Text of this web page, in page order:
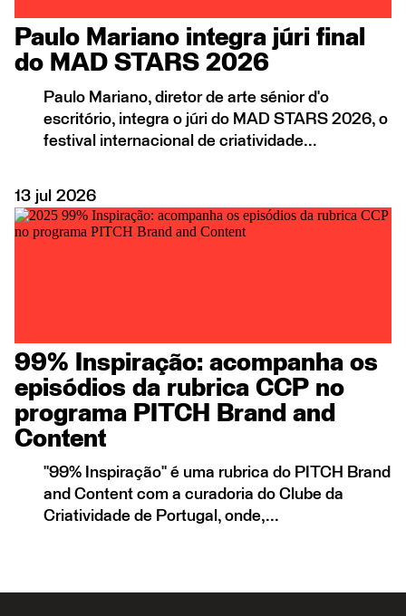
Paulo Mariano integra júri final
do MAD STARS 2026
Paulo Mariano, diretor de arte sénior d'o
escritório, integra o júri do MAD STARS 2026, o
festival internacional de criatividade...
13 jul 2026
99% Inspiração: acompanha os
episódios da rubrica CCP no
programa PITCH Brand and
Content
"99% Inspiração" é uma rubrica do PITCH Brand
and Content com a curadoria do Clube da
Criatividade de Portugal, onde,...